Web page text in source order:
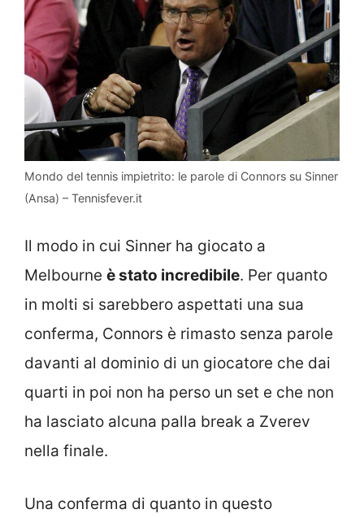
Mondo del tennis impietrito: le parole di Connors su Sinner
(Ansa) – Tennisfever.it
Il modo in cui Sinner ha giocato a
Melbourne è stato incredibile. Per quanto
in molti si sarebbero aspettati una sua
conferma, Connors è rimasto senza parole
davanti al dominio di un giocatore che dai
quarti in poi non ha perso un set e che non
ha lasciato alcuna palla break a Zverev
nella finale.
Una conferma di quanto in questo